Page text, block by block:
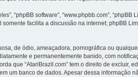
“phpBB software”, “www.phpbb.com”, “phpBB
somente facilita a discussão na internet; phpBB
de ódio, ameaçadora, pornográfica ou
e permanentemente banido, com
que “AtariBrazil.com” tem o direito de
um banco de dados. Apesar dessa informação